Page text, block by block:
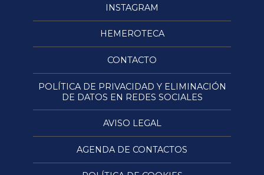
INSTAGRAM
HEMEROTECA
CONTACTO
POLÍTICA DE PRIVACIDAD Y ELIMINACIÓN
DE DATOS EN REDES SOCIALES
AVISO LEGAL
AGENDA DE CONTACTOS